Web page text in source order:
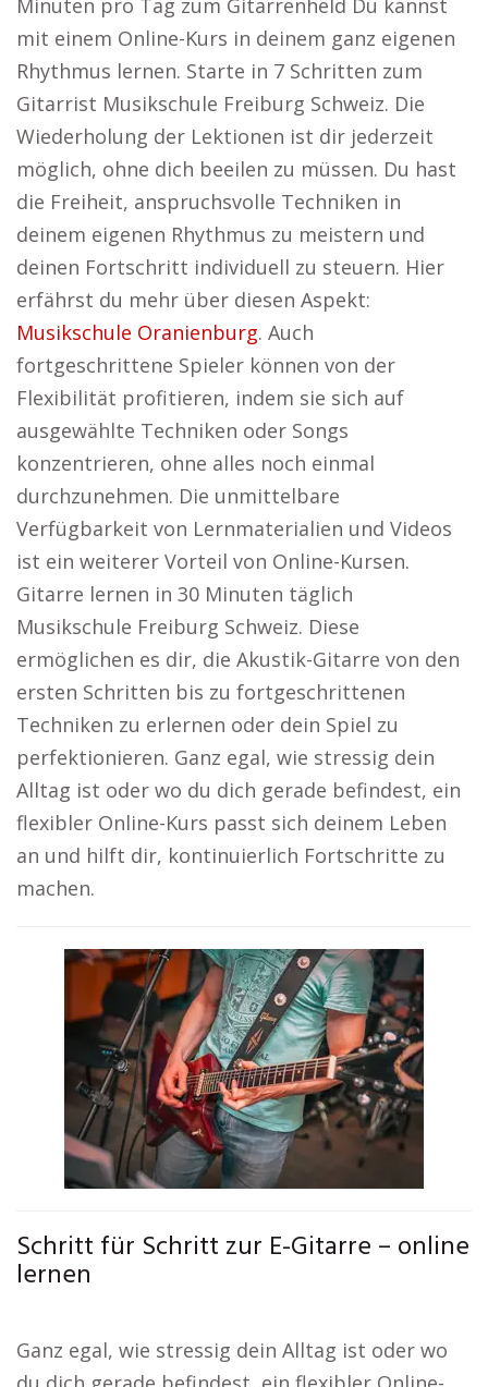
Minuten pro Tag zum Gitarrenheld Du kannst
mit einem Online-Kurs in deinem ganz eigenen
Rhythmus lernen. Starte in 7 Schritten zum
Gitarrist Musikschule Freiburg Schweiz. Die
Wiederholung der Lektionen ist dir jederzeit
möglich, ohne dich beeilen zu müssen. Du hast
die Freiheit, anspruchsvolle Techniken in
deinem eigenen Rhythmus zu meistern und
deinen Fortschritt individuell zu steuern. Hier
erfährst du mehr über diesen Aspekt:
Musikschule Oranienburg. Auch
fortgeschrittene Spieler können von der
Flexibilität profitieren, indem sie sich auf
ausgewählte Techniken oder Songs
konzentrieren, ohne alles noch einmal
durchzunehmen. Die unmittelbare
Verfügbarkeit von Lernmaterialien und Videos
ist ein weiterer Vorteil von Online-Kursen.
Gitarre lernen in 30 Minuten täglich
Musikschule Freiburg Schweiz. Diese
ermöglichen es dir, die Akustik-Gitarre von den
ersten Schritten bis zu fortgeschrittenen
Techniken zu erlernen oder dein Spiel zu
perfektionieren. Ganz egal, wie stressig dein
Alltag ist oder wo du dich gerade befindest, ein
flexibler Online-Kurs passt sich deinem Leben
an und hilft dir, kontinuierlich Fortschritte zu
machen.
Schritt für Schritt zur E-Gitarre – online
lernen
Ganz egal, wie stressig dein Alltag ist oder wo